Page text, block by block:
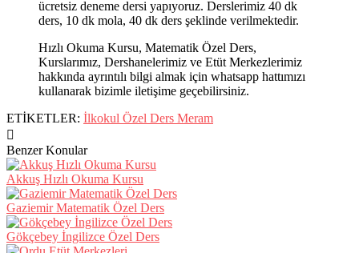
ücretsiz deneme dersi yapıyoruz. Derslerimiz 40 dk
ders, 10 dk mola, 40 dk ders şeklinde verilmektedir.
Hızlı Okuma Kursu, Matematik Özel Ders,
Kurslarımız, Dershanelerimiz ve Etüt Merkezlerimiz
hakkında ayrıntılı bilgi almak için whatsapp hattımızı
kullanarak bizimle iletişime geçebilirsiniz.
ETİKETLER: İlkokul Özel Ders Meram
Benzer Konular
Akkuş Hızlı Okuma Kursu
Gaziemir Matematik Özel Ders
Gökçebey İngilizce Özel Ders